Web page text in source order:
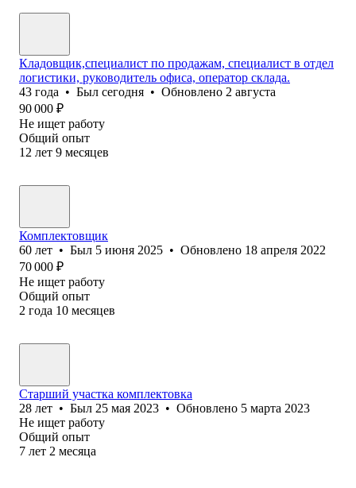
Кладовщик,специалист по продажам, специалист в отдел
логистики, руководитель офиса, оператор склада.
43 года • Был сегодня • Обновлено 2 августа
90 000 ₽
Не ищет работу
Общий опыт
12 лет 9 месяцев
Комплектовщик
60 лет • Был 5 июня 2025 • Обновлено 18 апреля 2022
70 000 ₽
Не ищет работу
Общий опыт
2 года 10 месяцев
Старший участка комплектовка
28 лет • Был 25 мая 2023 • Обновлено 5 марта 2023
Не ищет работу
Общий опыт
7 лет 2 месяца